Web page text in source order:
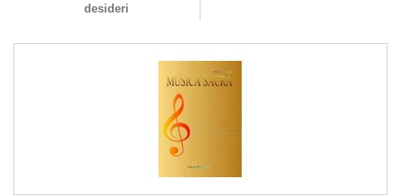
desideri